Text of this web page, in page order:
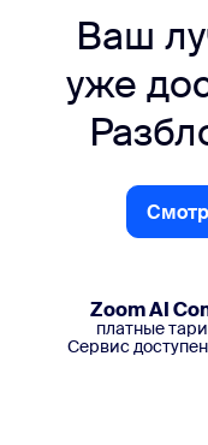
Ваш
уже
Zoom AI
платные
Сервис